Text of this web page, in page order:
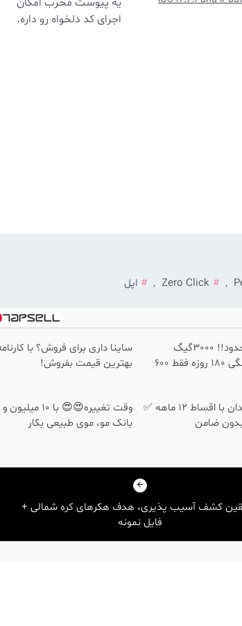
اجرای کد دلخواه رو داره.
,
Zero Click
, اپل
⏳فرصت محدود!! 3000گیگ
اینترنت خانگی 180 روزه فقط 600
ساینا داری برای فروش؟ با
بهترین قیمت بفروش!
ایمپلنت دندان با اقساط 12 ماهه ✅
ضامن
وقت تغییره😍😍 با 10
بانک مو، موی طبیعی بکار
کشف آسیب پذیری، هدف هکرهای کره شمالی +
فایل نمونه